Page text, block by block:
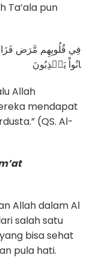
Ta’ala pun
فِي قُلُوبِهِم مَّرَض
انُواْ يَكۡذِبُونَ
Allah
mendapat
(QS. Al-
Allah dalam Al
salah satu
bisa sehat
pula hati.